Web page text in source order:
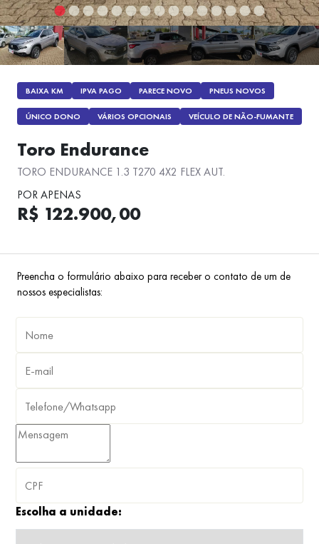
BAIXA KM IPVA PAGO PARECE NOVO PNEUS NOVOS
ÚNICO DONO VÁRIOS OPCIONAIS VEÍCULO DE NÃO-FUMANTE
Toro Endurance
TORO ENDURANCE 1.3 T270 4X2 FLEX AUT.
POR APENAS
R$ 122.900,00
Preencha o formulário abaixo para receber o contato de um de
nossos especialistas:
Escolha a unidade: